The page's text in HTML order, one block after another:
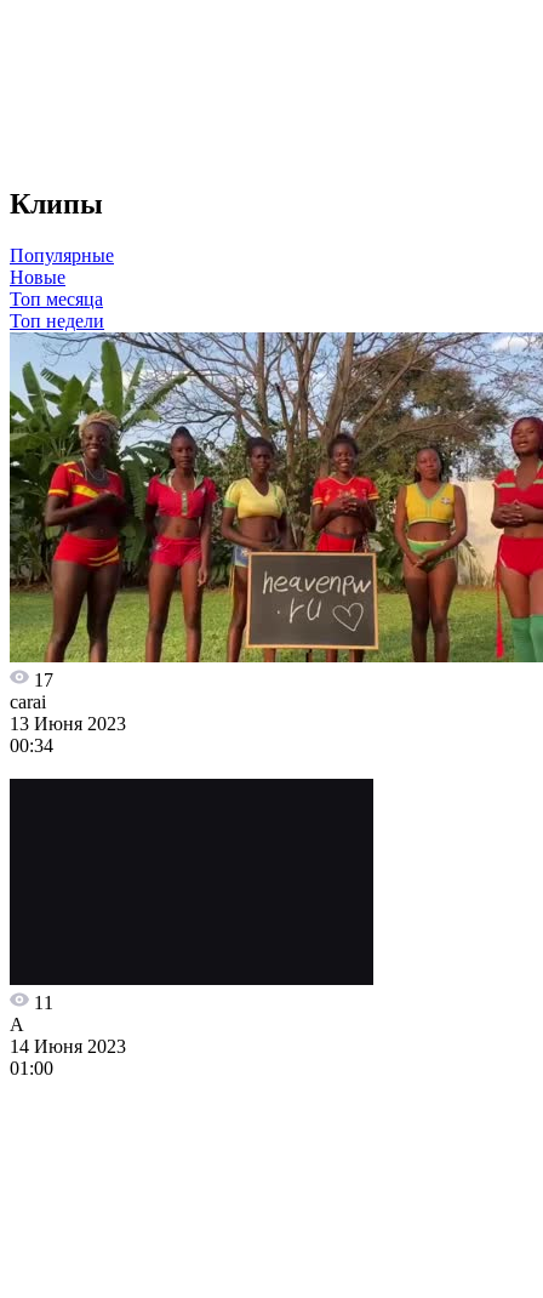
Клипы
Популярные
Новые
Топ месяца
Топ недели
17
carai
13 Июня 2023
00:34
11
A
14 Июня 2023
01:00